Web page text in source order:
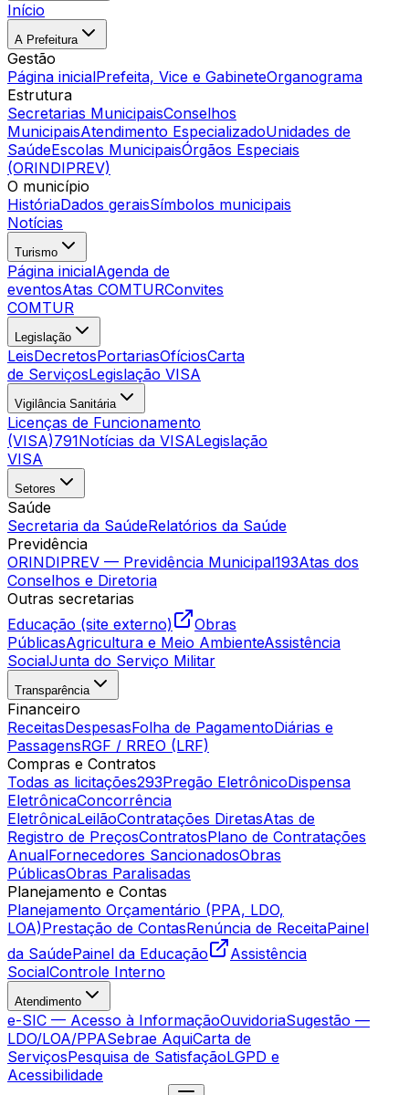
Início
A Prefeitura
Gestão
Página inicialPrefeita, Vice e GabineteOrganograma
Estrutura
Secretarias MunicipaisConselhos
MunicipaisAtendimento EspecializadoUnidades de
SaúdeEscolas MunicipaisÓrgãos Especiais
(ORINDIPREV)
O município
HistóriaDados geraisSímbolos municipais
Notícias
Turismo
Página inicialAgenda de
eventosAtas COMTURConvites
COMTUR
Legislação
LeisDecretosPortariasOfíciosCarta
de ServiçosLegislação VISA
Vigilância Sanitária
Licenças de Funcionamento
(VISA)791Notícias da VISALegislação
VISA
Setores
Saúde
Secretaria da SaúdeRelatórios da Saúde
Previdência
ORINDIPREV — Previdência Municipal193Atas dos
Conselhos e Diretoria
Outras secretarias
Educação (site externo)
Obras
PúblicasAgricultura e Meio AmbienteAssistência
SocialJunta do Serviço Militar
Transparência
Financeiro
ReceitasDespesasFolha de PagamentoDiárias e
PassagensRGF / RREO (LRF)
Compras e Contratos
Todas as licitações293Pregão EletrônicoDispensa
EletrônicaConcorrência
EletrônicaLeilãoContratações DiretasAtas de
Registro de PreçosContratosPlano de Contratações
AnualFornecedores SancionadosObras
PúblicasObras Paralisadas
Planejamento e Contas
Planejamento Orçamentário (PPA, LDO,
LOA)Prestação de ContasRenúncia de ReceitaPainel
da SaúdePainel da Educação
Assistência
SocialControle Interno
Atendimento
e-SIC — Acesso à InformaçãoOuvidoriaSugestão —
LDO/LOA/PPASebrae AquiCarta de
ServiçosPesquisa de SatisfaçãoLGPD e
Acessibilidade